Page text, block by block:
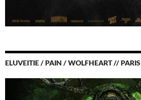
ELUVEITIE / PAIN / WOLFHEART // PARIS